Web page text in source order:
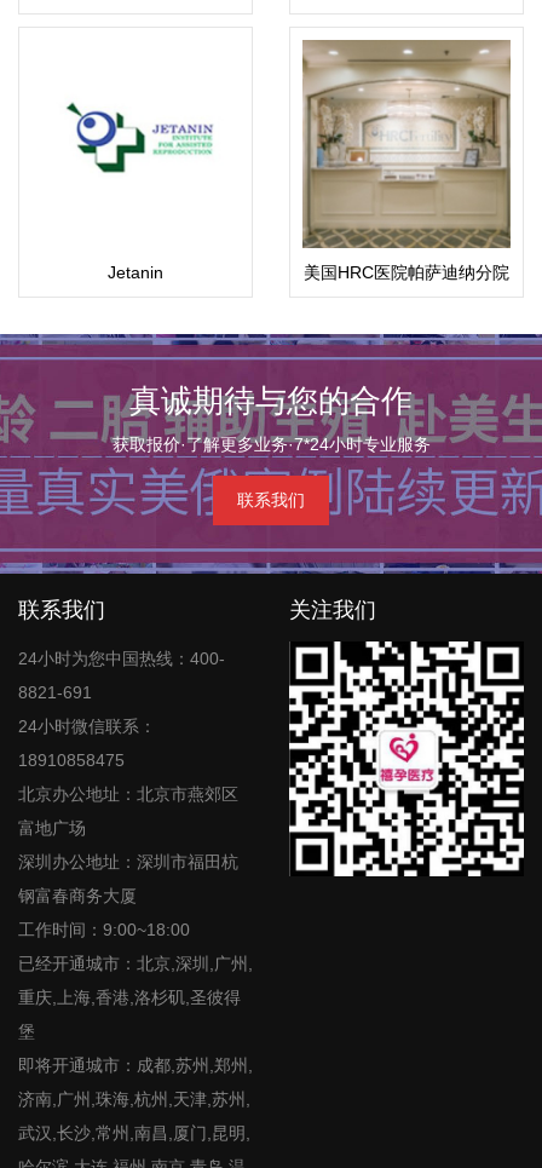
Jetanin 美国HRC医院帕萨迪纳分院
真诚期待与您的合作
获取报价·了解更多业务·7*24小时专业服务
联系我们
联系我们
24小时为您中国热线：400-
8821-691
24小时微信联系：
18910858475
北京办公地址：北京市燕郊区
富地广场
深圳办公地址：深圳市福田杭
钢富春商务大厦
工作时间：9:00~18:00
已经开通城市：北京,深圳,广州,
重庆,上海,香港,洛杉矶,圣彼得
堡
即将开通城市：成都,苏州,郑州,
济南,广州,珠海,杭州,天津,苏州,
武汉,长沙,常州,南昌,厦门,昆明,
关注我们